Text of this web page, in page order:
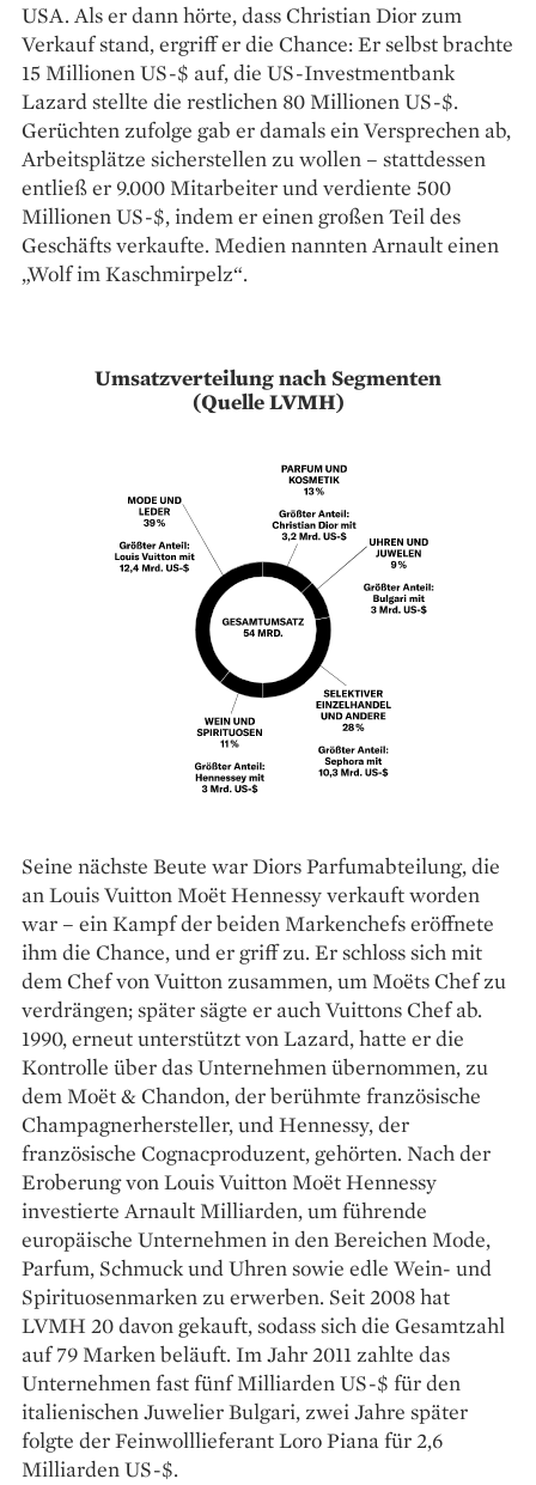
USA. Als er dann hörte, dass Christian Dior zum
Verkauf stand, ergriff er die Chance: Er selbst brachte
15 Millionen US-$ auf, die US-Investmentbank
Lazard stellte die restlichen 80 Millionen US-$.
Gerüchten zufolge gab er damals ein Versprechen ab,
Arbeitsplätze sicherstellen zu wollen – stattdessen
entließ er 9.000 Mitarbeiter und verdiente 500
Millionen US-$, indem er einen großen Teil des
Geschäfts verkaufte. Medien nannten Arnault einen
„Wolf im Kaschmirpelz“.
Umsatzverteilung nach Segmenten
(Quelle LVMH)
Seine nächste Beute war Diors Parfum­abteilung, die
an Louis Vuitton Moët Hennessy verkauft worden
war – ein Kampf der beiden Markenchefs eröffnete
ihm die Chance, und er griff zu. Er schloss sich mit
dem Chef von Vuitton zusammen, um Moëts Chef zu
verdrängen; später sägte er auch Vuittons Chef ab.
1990, erneut unterstützt von Lazard, hatte er die
Kontrolle über das Unternehmen übernommen, zu
dem Moët & Chandon, der berühmte französische
Champagnerhersteller, und Hennessy, der
französische Cognacproduzent, gehörten. Nach der
Eroberung von Louis Vuitton Moët Hennessy
investierte Arnault Milliarden, um führende
europäische Unternehmen in den Bereichen Mode,
Parfum, Schmuck und ­Uhren sowie edle Wein- und
Spirituosenmarken zu erwerben. Seit 2008 hat
LVMH 20 davon gekauft, sodass sich die Gesamtzahl
auf 79 Marken beläuft. Im Jahr 2011 zahlte das
Unternehmen fast fünf Milliarden US-$ für den
italienischen Juwelier Bulgari, zwei Jahre später
folgte der Feinwolllieferant Loro Piana für 2,6
Milliarden US-$.